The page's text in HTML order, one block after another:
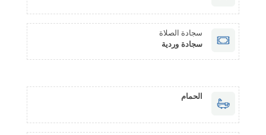
سجادة الصلاة
سجادة وردية
الحمام